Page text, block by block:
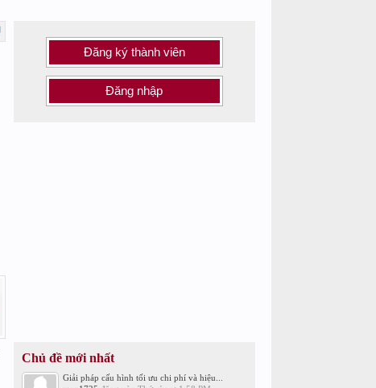
Đăng ký thành viên
Đăng nhập
Chủ đề mới nhất
Giải pháp cấu hình tối ưu chi phí và hiệu...